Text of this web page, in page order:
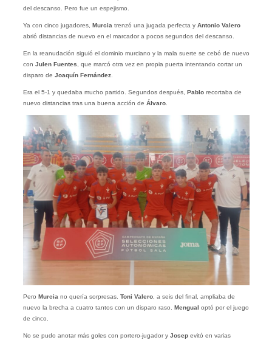
del descanso. Pero fue un espejismo.
Ya con cinco jugadores, Murcia trenzó una jugada perfecta y Antonio Valero
abrió distancias de nuevo en el marcador a pocos segundos del descanso.
En la reanudación siguió el dominio murciano y la mala suerte se cebó de nuevo
con Julen Fuentes , que marcó otra vez en propia puerta intentando cortar un
disparo de Joaquín Fernández.
Era el 5-1 y quedaba mucho partido. Segundos después, Pablorecortaba de
nuevo distancias tras una buena acción de Álvaro.
Pero Murciano quería sorpresas. Toni Valero, a seis del final, ampliaba de
nuevo la brecha a cuatro tantos con un disparo raso. Mengual optó por el juego
de cinco.
No se pudo anotar más goles con portero-jugador y Josepevitó en varias